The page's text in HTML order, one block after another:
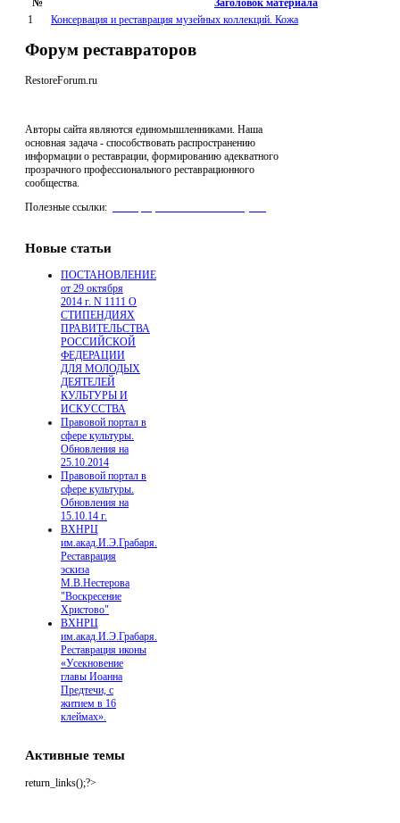
1
Консервация и реставрация музейных коллекций. Кожа
Форум реставраторов
RestoreForum.ru
Авторы сайта являются единомышленниками. Наша
основная задача - способствовать распространению
информации о реставрации, формированию адекватного
прозрачного профессионального реставрационного
сообщества.
Полезные ссылки:
Новые статьи
ПОСТАНОВЛЕНИЕ
от 29 октября
2014 г. N 1111 О
СТИПЕНДИЯХ
ПРАВИТЕЛЬСТВА
РОССИЙСКОЙ
ФЕДЕРАЦИИ
ДЛЯ МОЛОДЫХ
ДЕЯТЕЛЕЙ
КУЛЬТУРЫ И
ИСКУССТВА
Правовой портал в
сфере культуры.
Обновления на
25.10.2014
Правовой портал в
сфере культуры.
Обновления на
15.10.14 г.
ВХНРЦ
им.акад.И.Э.Грабаря.
Реставрация
эскиза
М.В.Нестерова
"Воскресение
Христово"
ВХНРЦ
им.акад.И.Э.Грабаря.
Реставрация иконы
«Усекновение
главы Иоанна
Предтечи, с
житием в 16
клеймах».
Активные темы
return_links();?>